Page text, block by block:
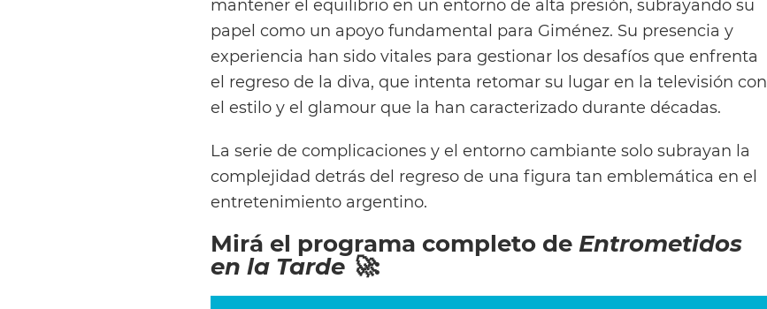
mantener el equilibrio en un entorno de alta presión, subrayando su
papel como un apoyo fundamental para Giménez. Su presencia y
experiencia han sido vitales para gestionar los desafíos que enfrenta
el regreso de la diva, que intenta retomar su lugar en la televisión con
el estilo y el glamour que la han caracterizado durante décadas.
La serie de complicaciones y el entorno cambiante solo subrayan la
complejidad detrás del regreso de una figura tan emblemática en el
entretenimiento argentino.
Mirá el programa completo de Entrometidos
en la Tarde 🚀: